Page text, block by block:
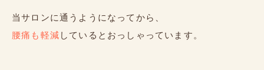
当サロンに通うようになってから、
腰痛も軽減 しているとおっしゃっています。